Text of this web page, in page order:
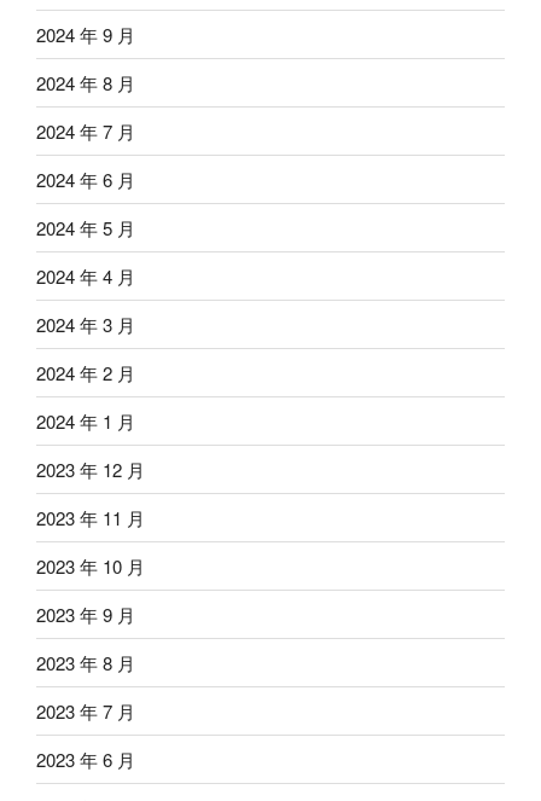
2024 年 9 月
2024 年 8 月
2024 年 7 月
2024 年 6 月
2024 年 5 月
2024 年 4 月
2024 年 3 月
2024 年 2 月
2024 年 1 月
2023 年 12 月
2023 年 11 月
2023 年 10 月
2023 年 9 月
2023 年 8 月
2023 年 7 月
2023 年 6 月